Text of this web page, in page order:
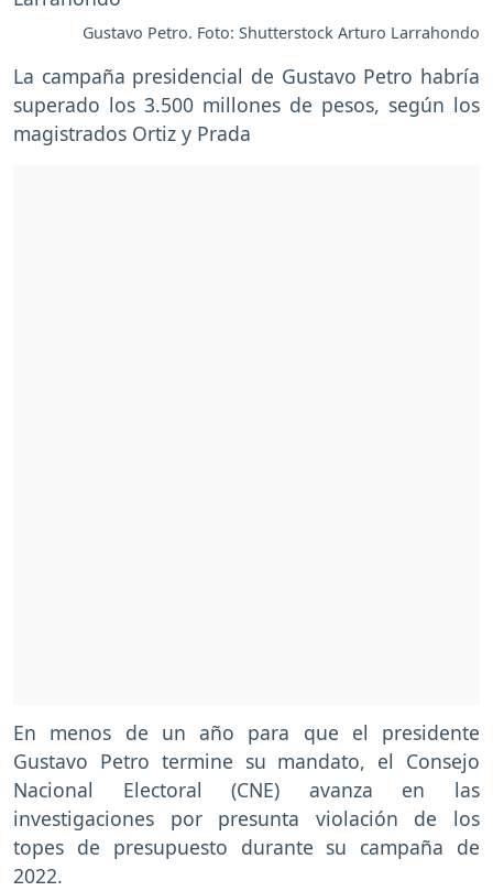
Gustavo Petro. Foto: Shutterstock Arturo Larrahondo
La campaña presidencial de Gustavo Petro habría
superado los 3.500 millones de pesos, según los
magistrados Ortiz y Prada
En menos de un año para que el presidente
Gustavo Petro termine su mandato, el Consejo
Nacional Electoral (CNE) avanza en las
investigaciones por presunta violación de los
topes de presupuesto durante su campaña de
2022.